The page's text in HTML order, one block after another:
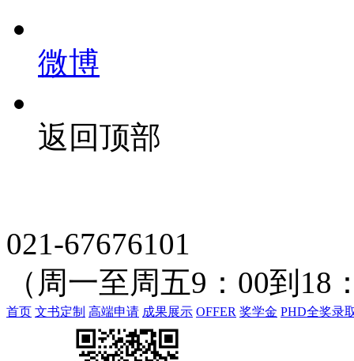
微博
返回顶部
021-67676101
（周一至周五9：00到18
首页 文书定制 高端申请 成果展示 OFFER 奖学金 PHD全奖录